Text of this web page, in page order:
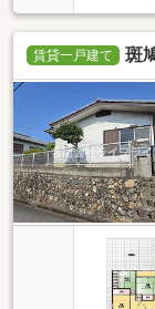
賃貸一戸建て 斑